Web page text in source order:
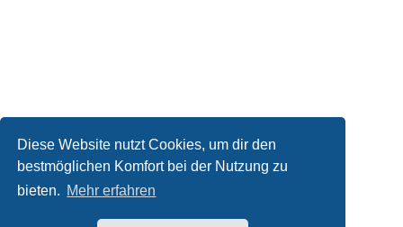
Diese Website nutzt Cookies, um dir den
bestmöglichen Komfort bei der Nutzung zu
bieten. Mehr erfahren